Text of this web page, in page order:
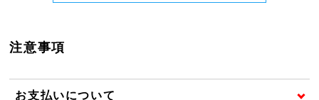
注意事項
お支払いについて